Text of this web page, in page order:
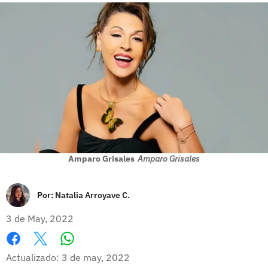
Amparo Grisales Amparo Grisales
Por: Natalia Arroyave C.
3 de May, 2022
Facebook
X
Actualizado: 3 de may, 2022